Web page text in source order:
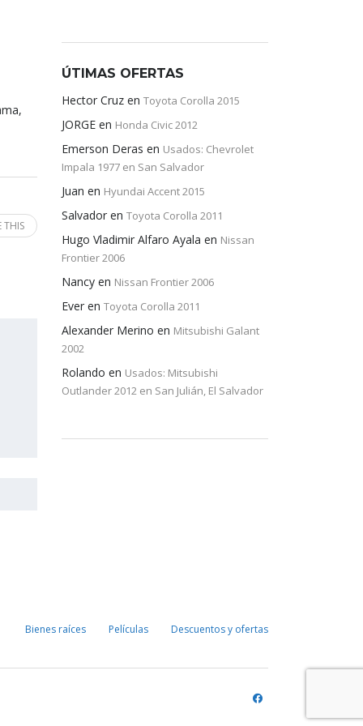
THIS
ÚTIMAS OFERTAS
Hector Cruz en Toyota Corolla 2015
JORGE en Honda Civic 2012
Emerson Deras en Usados: Chevrolet
Impala 1977 en San Salvador
Juan en Hyundai Accent 2015
Salvador en Toyota Corolla 2011
Hugo Vladimir Alfaro Ayala en Nissan
Frontier 2006
Nancy en Nissan Frontier 2006
Ever en Toyota Corolla 2011
Alexander Merino en Mitsubishi Galant
2002
Rolando en Usados: Mitsubishi
Outlander 2012 en San Julián, El Salvador
Bienes raíces Películas Descuentos y ofertas